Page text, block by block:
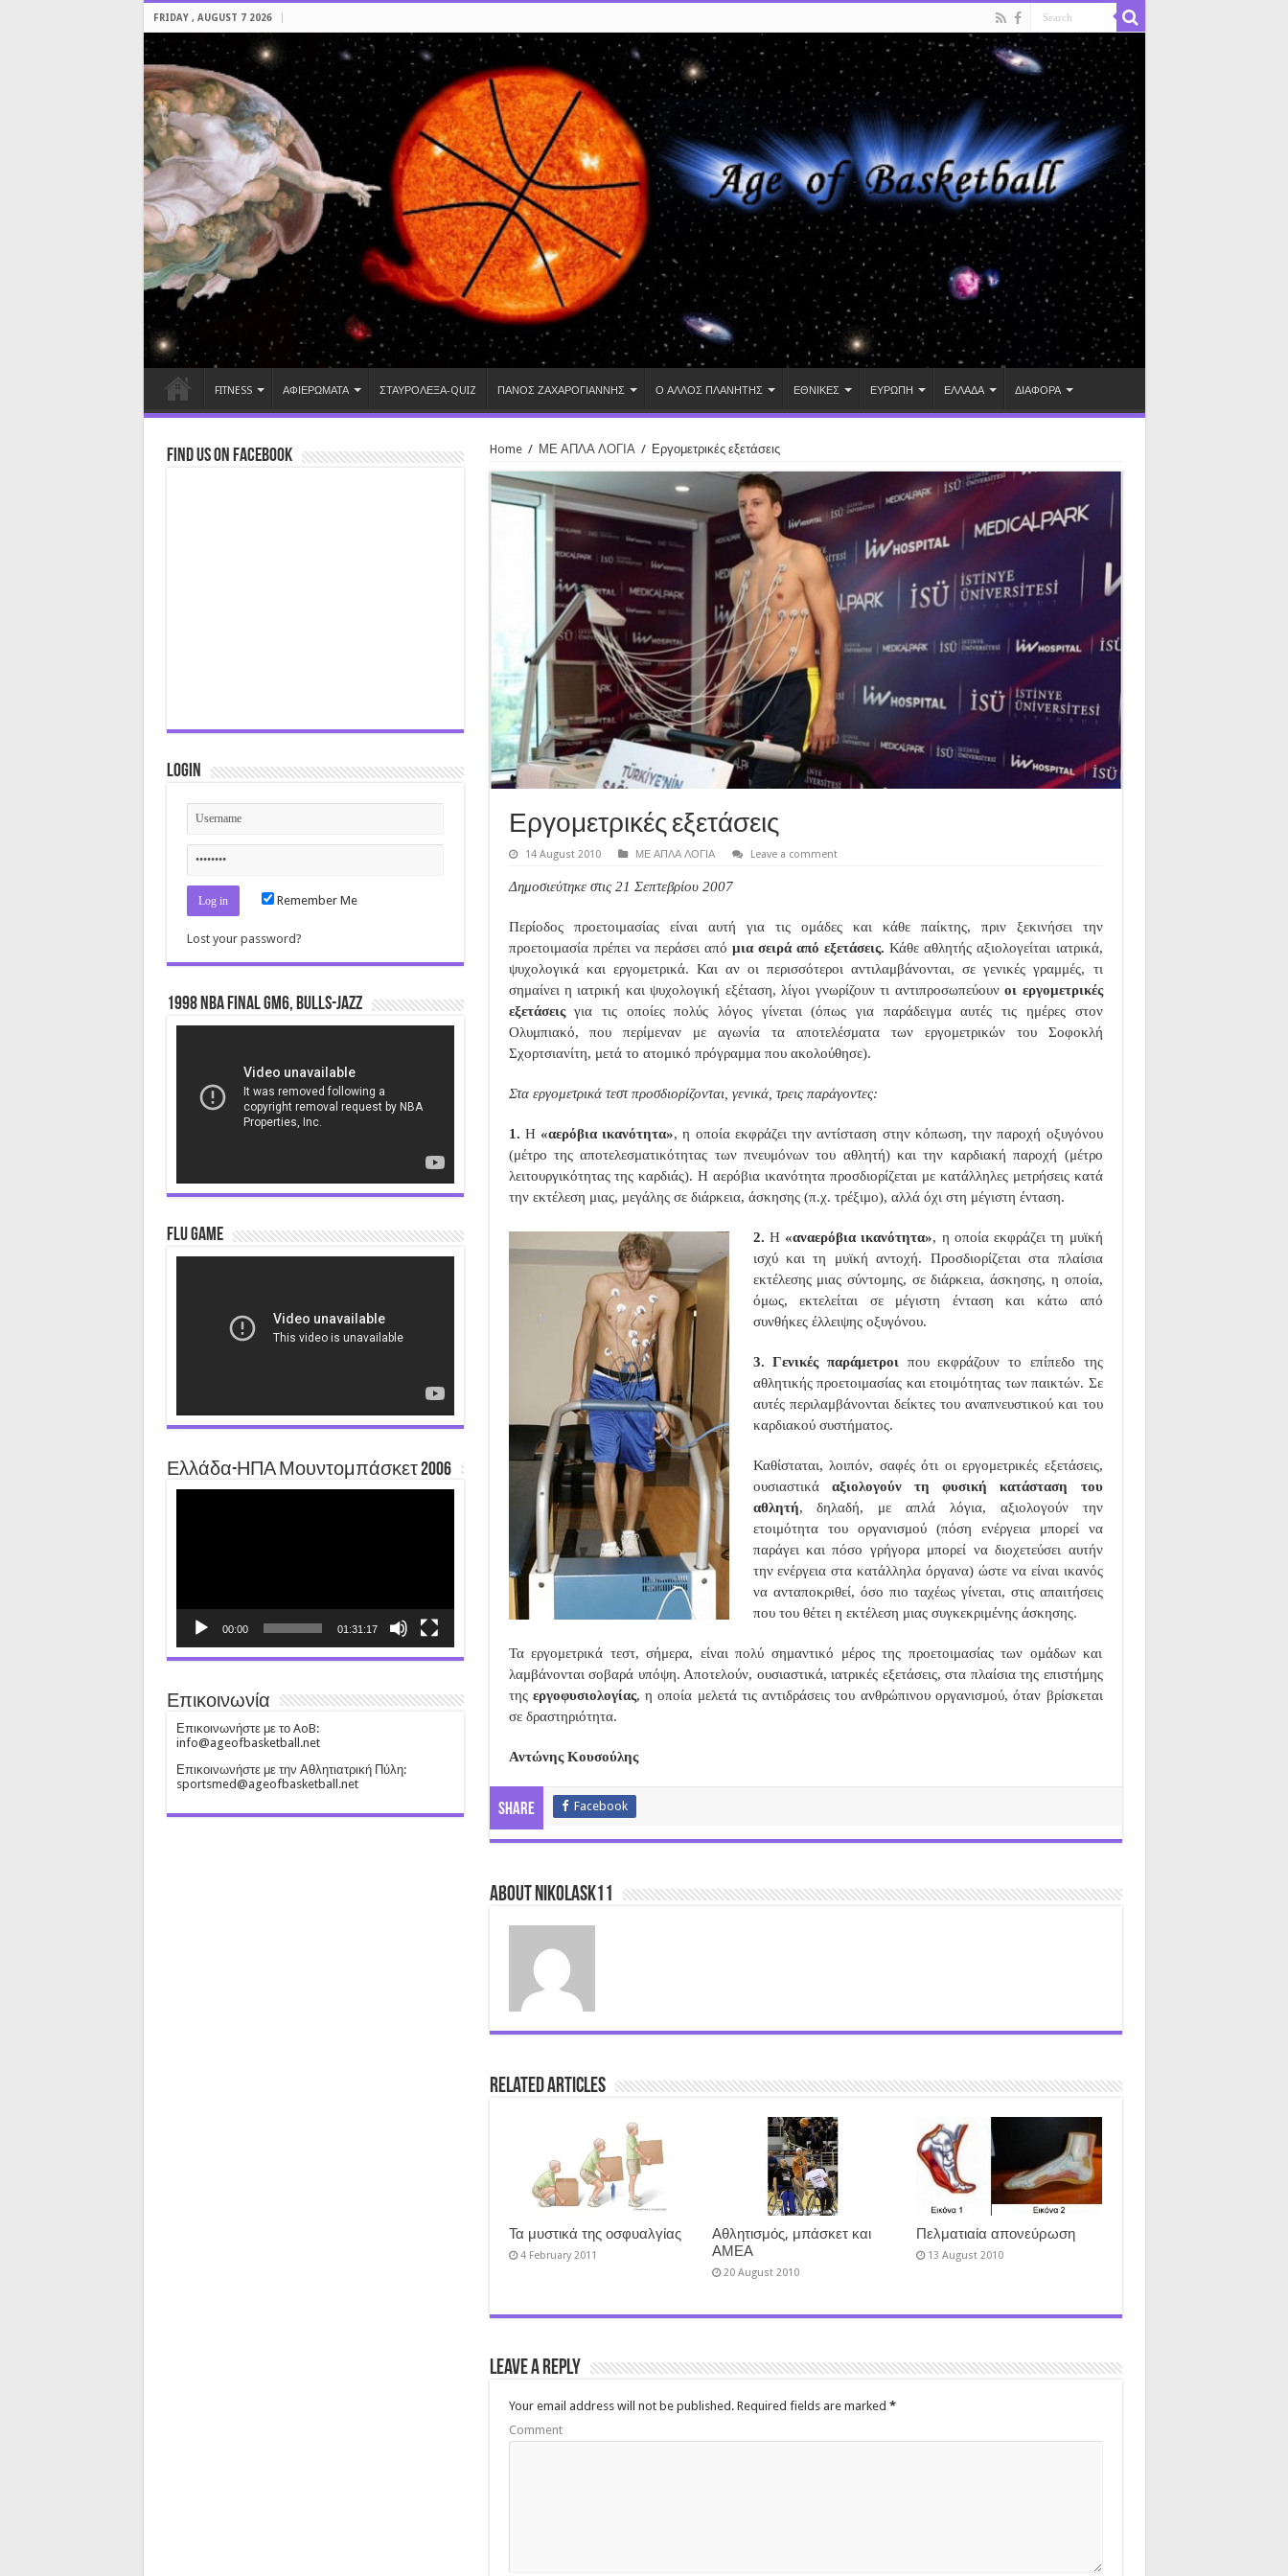
FRIDAY , AUGUST 7 2026
FITNESS ΑΦΙΕΡΩΜΑΤΑ ΣΤΑΥΡΟΛΕΞΑ-QUIZ ΠΑΝΟΣ ΖΑΧΑΡΟΓΙΑΝΝΗΣ Ο ΑΛΛΟΣ ΠΛΑΝΗΤΗΣ ΕΘΝΙΚΕΣ ΕΥΡΩΠΗ ΕΛΛΑΔΑ ΔΙΑΦΟΡΑ
Home / ΜΕ ΑΠΛΑ ΛΟΓΙΑ / Εργομετρικές εξετάσεις
Εργομετρικές εξετάσεις
14 August 2010 ΜΕ ΑΠΛΑ ΛΟΓΙΑ Leave a comment
Δημοσιεύτηκε στις 21 Σεπτεβρίου 2007
Περίοδος προετοιμασίας είναι αυτή για τις ομάδες και κάθε παίκτης, πριν ξεκινήσει την
προετοιμασία πρέπει να περάσει από μια σειρά από εξετάσεις. Κάθε αθλητής αξιολογείται ιατρικά,
ψυχολογικά και εργομετρικά. Και αν οι περισσότεροι αντιλαμβάνονται, σε γενικές γραμμές, τι
σημαίνει η ιατρική και ψυχολογική εξέταση, λίγοι γνωρίζουν τι αντιπροσωπεύουνοι εργομετρικές
εξετάσειςγια τις οποίες πολύς λόγος γίνεται (όπως για παράδειγμα αυτές τις ημέρες στον
Ολυμπιακό, που περίμεναν με αγωνία τα αποτελέσματα των εργομετρικών του Σοφοκλή
Σχορτσιανίτη, μετά το ατομικό πρόγραμμα που ακολούθησε).
Στα εργομετρικά τεστ προσδιορίζονται, γενικά, τρεις παράγοντες:
1. Η «αερόβια ικανότητα», η οποία εκφράζει την αντίσταση στην κόπωση, την παροχή οξυγόνου
(μέτρο της αποτελεσματικότητας των πνευμόνων του αθλητή) και την καρδιακή παροχή (μέτρο
λειτουργικότητας της καρδιάς). Η αερόβια ικανότητα προσδιορίζεται με κατάλληλες μετρήσεις κατά
την εκτέλεση μιας, μεγάλης σε διάρκεια, άσκησης (π.χ. τρέξιμο), αλλά όχι στη μέγιστη ένταση.
2. Η «αναερόβια ικανότητα», η οποία εκφράζει τη μυϊκή
ισχύ και τη μυϊκή αντοχή. Προσδιορίζεται στα πλαίσια
εκτέλεσης μιας σύντομης, σε διάρκεια, άσκησης, η οποία,
όμως, εκτελείται σε μέγιστη ένταση και κάτω από
συνθήκες έλλειψης οξυγόνου.
3. Γενικές παράμετροι που εκφράζουν το επίπεδο της
αθλητικής προετοιμασίας και ετοιμότητας των παικτών. Σε
αυτές περιλαμβάνονται δείκτες του αναπνευστικού και του
καρδιακού συστήματος.
Καθίσταται, λοιπόν, σαφές ότι οι εργομετρικές εξετάσεις,
ουσιαστικά αξιολογούν τη φυσική κατάσταση του
αθλητή, δηλαδή, με απλά λόγια, αξιολογούν την
ετοιμότητα του οργανισμού (πόση ενέργεια μπορεί να
παράγει και πόσο γρήγορα μπορεί να διοχετεύσει αυτήν
την ενέργεια στα κατάλληλα όργανα) ώστε να είναι ικανός
να ανταποκριθεί, όσο πιο ταχέως γίνεται, στις απαιτήσεις
που του θέτει η εκτέλεση μιας συγκεκριμένης άσκησης.
Τα εργομετρικά τεστ, σήμερα, είναι πολύ σημαντικό μέρος της προετοιμασίας των ομάδων και
λαμβάνονται σοβαρά υπόψη. Αποτελούν, ουσιαστικά, ιατρικές εξετάσεις, στα πλαίσια της επιστήμης
της εργοφυσιολογίας, η οποία μελετά τις αντιδράσεις του ανθρώπινου οργανισμού, όταν βρίσκεται
σε δραστηριότητα.
Αντώνης Κουσούλης
Share Facebook
About nikolask11
Related Articles
Τα μυστικά της οσφυαλγίας
4 February 2011
Αθλητισμός, μπάσκετ και
ΑΜΕΑ
20 August 2010
Πελματιαία απονεύρωση
13 August 2010
Leave a Reply
Your email address will not be published.Required fields are marked *
Comment
Find us on Facebook
Login
Remember Me
Lost your password?
1998 NBA Final gm6, Bulls-Jazz
Flu Game
Ελλάδα-ΗΠΑ Μουντομπάσκετ 2006
00:00 01:31:17
Επικοινωνία
Επικοινωνήστε με το AoB:
info@ageofbasketball.net
Επικοινωνήστε με την Αθλητιατρική Πύλη:
sportsmed@ageofbasketball.net